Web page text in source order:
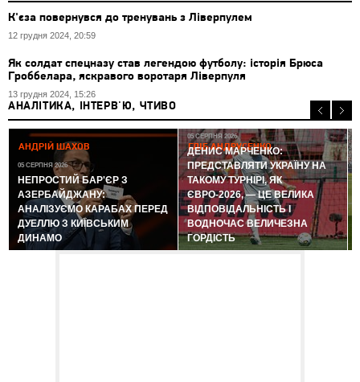
К'єза повернувся до тренувань з Ліверпулем
12 грудня 2024, 20:59
Як солдат спецназу став легендою футболу: історія Брюса
Гроббелара, яскравого воротаря Ліверпуля
13 грудня 2024, 15:26
АНАЛІТИКА, ІНТЕРВ'Ю, ЧТИВО
АНДРІЙ ШАХОВ
05 СЕРПНЯ 2026
НЕПРОСТИЙ БАР'ЄР З
АЗЕРБАЙДЖАНУ:
АНАЛІЗУЄМО КАРАБАХ ПЕРЕД
ДУЕЛЛЮ З КИЇВСЬКИМ
ДИНАМО
ГЛІБ АНДРУСЕНКО
05 СЕРПНЯ 2026
ДЕНИС МАРЧЕНКО:
ПРЕДСТАВЛЯТИ УКРАЇНУ НА
ТАКОМУ ТУРНІРІ, ЯК
ЄВРО-2026, — ЦЕ ВЕЛИКА
ВІДПОВІДАЛЬНІСТЬ І
ВОДНОЧАС ВЕЛИЧЕЗНА
ГОРДІСТЬ